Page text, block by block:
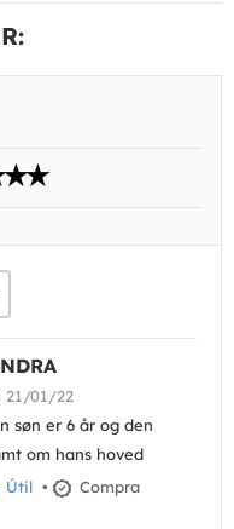
21/01/22
søn er 6 år og den
om hans hoved
Útil •
Compra